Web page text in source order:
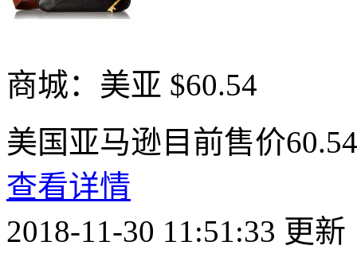
商城：美亚 $60.54
美国亚马逊目前售价
查看详情
2018-11-30 11:51:33 更新